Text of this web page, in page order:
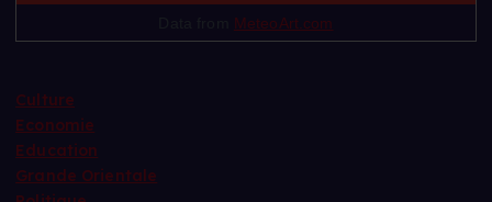
MeteoArt.com
Culture
Economie
Education
Grande Orientale